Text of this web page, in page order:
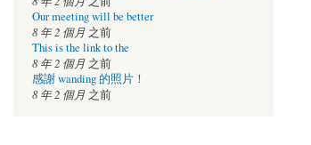
Our meeting will be better
8 年 2 個月之前
This is the link to the
8 年 2 個月之前
感謝 wanding 的照片！
8 年 2 個月之前